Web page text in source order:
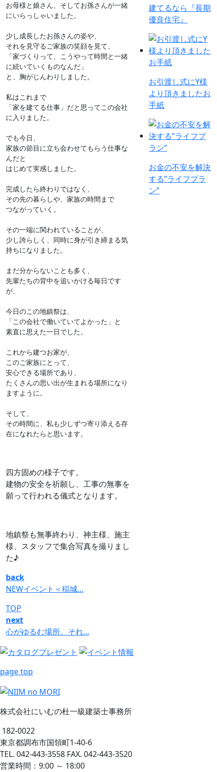
お母様と娘さん、そしてお孫さんが一緒
にいらっしゃいました。
少し成長したお孫さんの姿や、
それを見守るご家族の笑顔を見て、
「家づくりって、こうやって時間と一緒
に続いていくものなんだ」
と、胸がじんわりしました。
私はこれまで
「家を建てる仕事」だと思ってこの会社
に入りました。
でも今日、
家族の節目に立ち会わせてもらう仕事な
んだと
はじめて実感しました。
完成したら終わりではなく、
その先の暮らしや、家族の時間まで
つながっていく。
その一端に関われていることが、
少し誇らしく、同時に身が引き締まる気
持ちになりました。
まだ分からないことも多く、
先輩たちの背中を追いかける毎日です
が、
今日のこの地鎮祭は、
「この会社で働いていてよかった」と
素直に思えた一日でした。
これから建つお家が、
このご家族にとって、
安心できる場所であり、
たくさんの思い出が生まれる場所になり
ますように。
そして、
その時間に、私も少しずつ寄り添える存
四方固めの様子です。
建物の安全を祈願し、工事の無事を
願って行われる儀式となります。
地鎮祭も無事終わり、神主様、施主
様、スタッフで集合写真を撮りまし
た♪
back
NEWイベント＜稲城...
TOP
next
心がゆるむ場所。それ...
建てるなら『長期
優良住宅』
お引渡し式にY様
より頂きましたお
手紙
お金の不安を解決
する”ライフプラ
ン”
page top
株式会社にいむの杜一級建築士事務所
182-0022
東京都調布市国領町1-40-6
TEL. 042-443-3558 FAX. 042-443-3520
営業時間：9:00 ～ 18:00